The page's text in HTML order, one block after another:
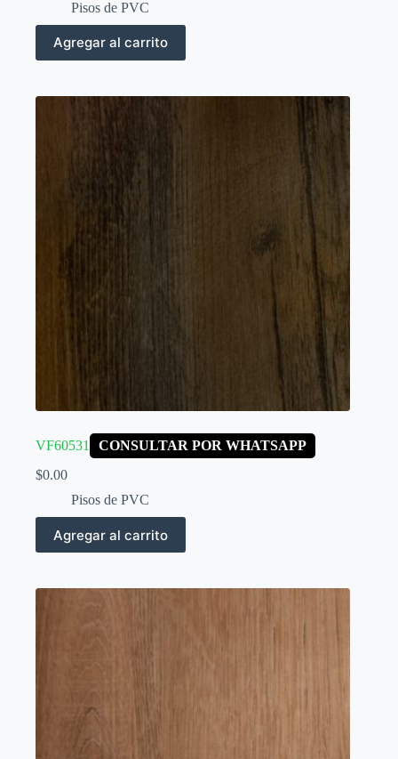
Pisos de PVC
Agregar al carrito
VF60531
CONSULTAR POR WHATSAPP
$0.00
Pisos de PVC
Agregar al carrito